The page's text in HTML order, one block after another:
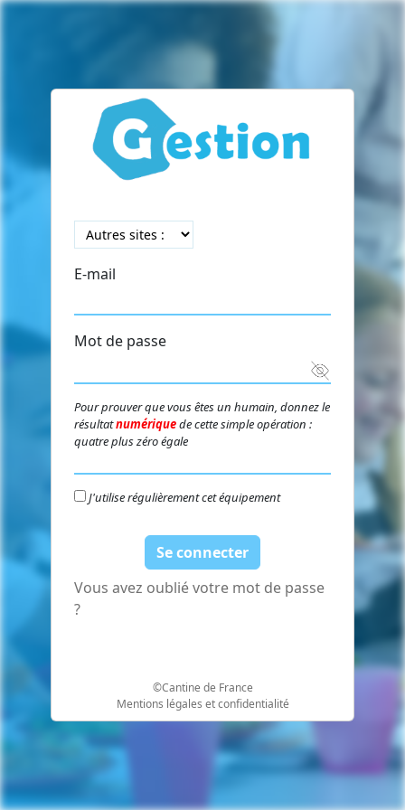
E-mail
Mot de passe
Pour prouver que vous êtes un humain, donnez le
résultatnumériquede cette simple opération :
quatre plus zéro égale
J'utilise régulièrement cet équipement
Vous avez oublié votre mot de passe
?
©Cantine de France
Mentions légales et confidentialité